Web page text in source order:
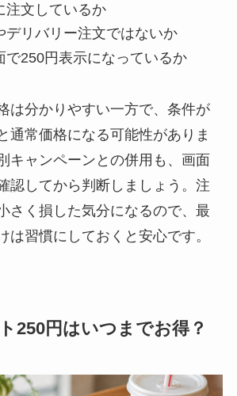
注文しているか
デリバリー注文ではないか
で250円表示になっているか
は分かりやすい一方で、条件が
通常価格になる可能性がありま
キャンペーンとの併用も、画面
認してから判断しましょう。注
さく損した気分になるので、最
は習慣にしておくと安心です。
250円はいつまでお得？